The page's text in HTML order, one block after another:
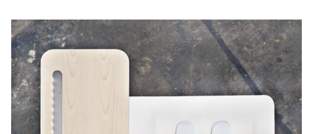
mig
og
en
stol
til
min
ven